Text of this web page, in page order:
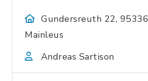
Gundersreuth 22, 95336
Mainleus
Andreas Sartison